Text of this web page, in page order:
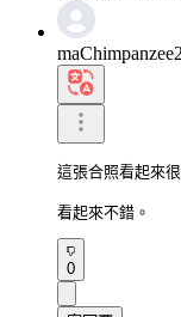
這張合照看起來很
看起來不錯。
0